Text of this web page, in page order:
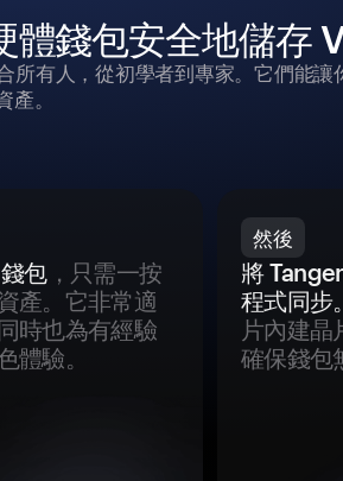
體錢包安全地儲存
所有人，從初學者到專家。它們能
。
包，只需一按
產。它非常適
時也為有經驗
體驗。
然後
將
程式同步
片內建晶
確保錢包